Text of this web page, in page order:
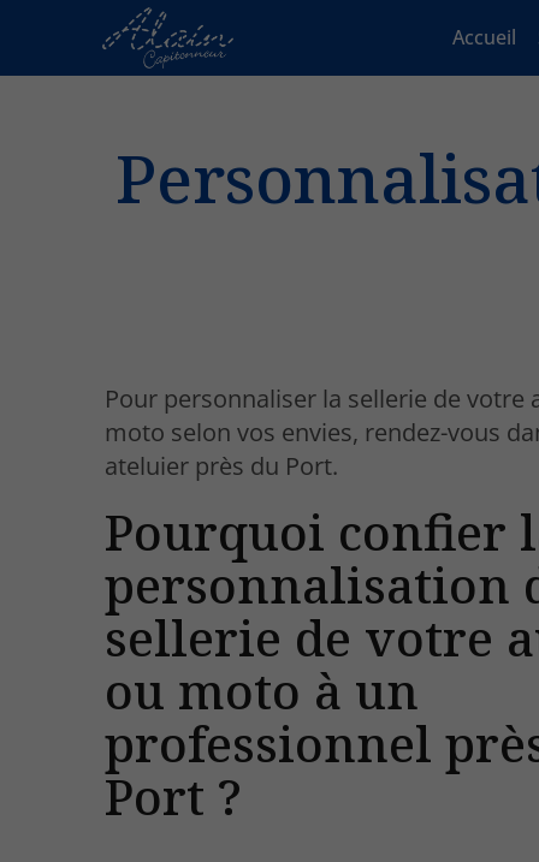
Accueil
Pour personnaliser la sellerie de votre
moto selon vos envies, rendez-vous
ateluier près du Port.
Pourquoi confier
personnalisation
sellerie de votre
ou moto à un
professionnel
Port ?